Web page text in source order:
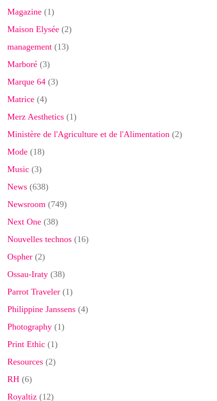
Magazine (1)
Maison Elysée (2)
management (13)
Marboré (3)
Marque 64 (3)
Matrice (4)
Merz Aesthetics (1)
Ministère de l'Agriculture et de l'Alimentation (2)
Mode (18)
Music (3)
News (638)
Newsroom (749)
Next One (38)
Nouvelles technos (16)
Ospher (2)
Ossau-Iraty (38)
Parrot Traveler (1)
Philippine Janssens (4)
Photography (1)
Print Ethic (1)
Resources (2)
RH (6)
Royaltiz (12)